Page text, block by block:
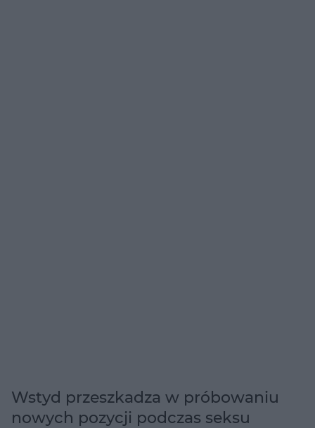
Wstyd przeszkadza w próbowaniu
nowych pozycji podczas seksu